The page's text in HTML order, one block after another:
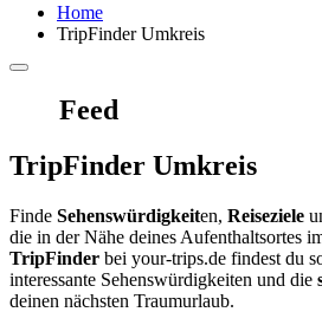
Home
TripFinder Umkreis
Feed
TripFinder Umkreis
Finde Sehenswürdigkeiten, Reiseziele
die in der Nähe deines Aufenthaltsortes
TripFinder bei your-trips.de findest du
interessante Sehenswürdigkeiten und die
deinen nächsten Traumurlaub.